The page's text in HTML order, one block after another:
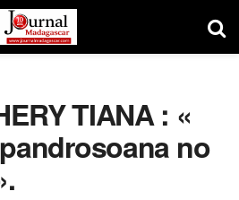
TIANA : «
no